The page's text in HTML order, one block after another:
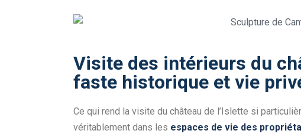
Visite des intérieurs du
faste historique et vie
Ce qui rend la visite du château de l’Islette si
véritablement dans les espaces de vie des